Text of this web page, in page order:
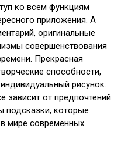
ко всем функциям
приложения. А
оригинальные
совершенствования
Прекрасная
способности,
рисунок.
зависит от предпочтений
подсказки, которые
мире современных